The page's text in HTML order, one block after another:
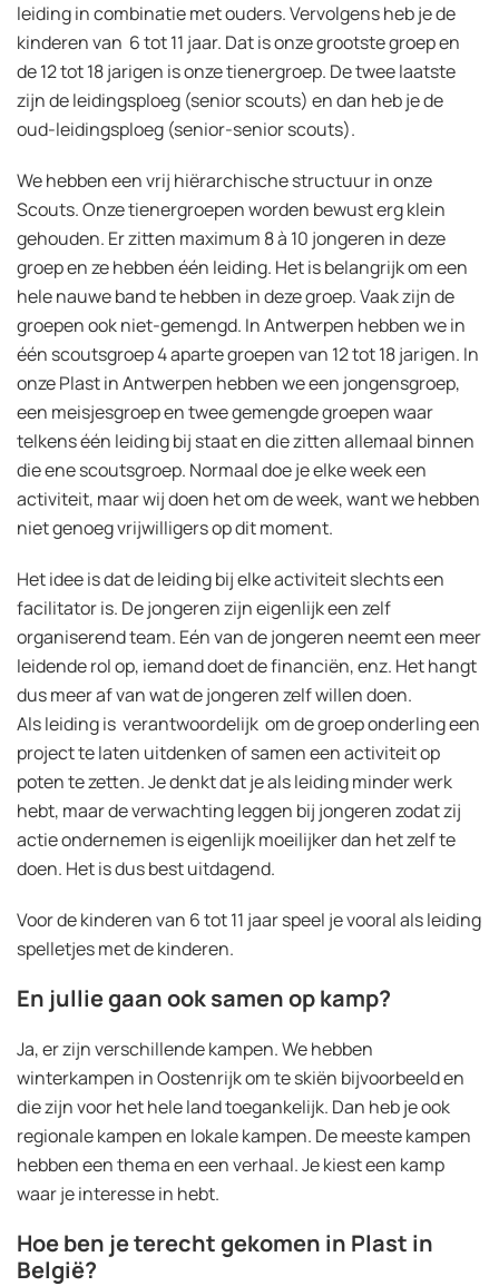
leiding in combinatie met ouders. Vervolgens heb je de
kinderen van 6 tot 11 jaar. Dat is onze grootste groep en
de 12 tot 18 jarigen is onze tienergroep. De twee laatste
zijn de leidingsploeg (senior scouts) en dan heb je de
oud-leidingsploeg (senior-senior scouts).
We hebben een vrij hiërarchische structuur in onze
Scouts. Onze tienergroepen worden bewust erg klein
gehouden. Er zitten maximum 8 à 10 jongeren in deze
groep en ze hebben één leiding. Het is belangrijk om een
hele nauwe band te hebben in deze groep. Vaak zijn de
groepen ook niet-gemengd. In Antwerpen hebben we in
één scoutsgroep 4 aparte groepen van 12 tot 18 jarigen. In
onze Plast in Antwerpen hebben we een jongensgroep,
een meisjesgroep en twee gemengde groepen waar
telkens één leiding bij staat en die zitten allemaal binnen
die ene scoutsgroep. Normaal doe je elke week een
activiteit, maar wij doen het om de week, want we hebben
niet genoeg vrijwilligers op dit moment.
Het idee is dat de leiding bij elke activiteit slechts een
facilitator is. De jongeren zijn eigenlijk een zelf
organiserend team. Eén van de jongeren neemt een meer
leidende rol op, iemand doet de financiën, enz. Het hangt
dus meer af van wat de jongeren zelf willen doen.
Als leiding is verantwoordelijk om de groep onderling een
project te laten uitdenken of samen een activiteit op
poten te zetten. Je denkt dat je als leiding minder werk
hebt, maar de verwachting leggen bij jongeren zodat zij
actie ondernemen is eigenlijk moeilijker dan het zelf te
doen. Het is dus best uitdagend.
Voor de kinderen van 6 tot 11 jaar speel je vooral als leiding
spelletjes met de kinderen.
En jullie gaan ook samen op kamp?
Ja, er zijn verschillende kampen. We hebben
winterkampen in Oostenrijk om te skiën bijvoorbeeld en
die zijn voor het hele land toegankelijk. Dan heb je ook
regionale kampen en lokale kampen. De meeste kampen
hebben een thema en een verhaal. Je kiest een kamp
waar je interesse in hebt.
Hoe ben je terecht gekomen in Plast in
België?